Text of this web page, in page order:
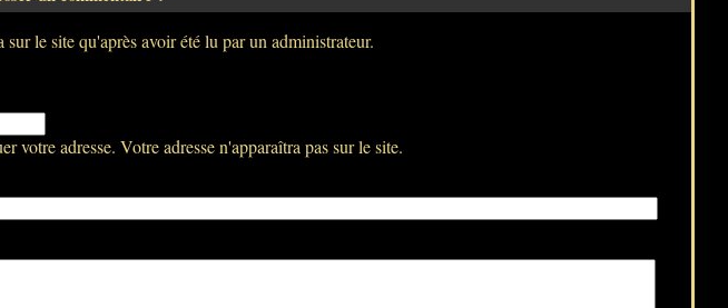
le site qu'après avoir été lu par un administrateur.
votre adresse. Votre adresse n'apparaîtra pas sur le site.